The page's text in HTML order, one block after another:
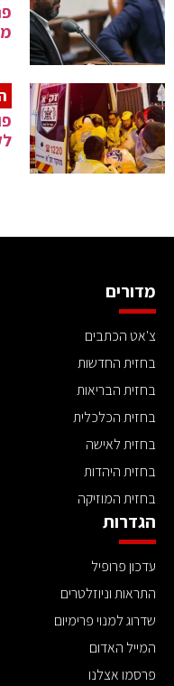
מדורים
צ'אט הכתבים
בחזית החדשות
בחזית הבריאות
בחזית הכלכלית
בחזית לאישה
בחזית היהדות
בחזית המוזיקה
הגדרות
עדכון פרופיל
התראות וניוזלטרים
שדרוג למנוי פרימיום
המייל האדום
פרסמו אצלנו